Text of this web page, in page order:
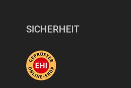
SICHERHEIT